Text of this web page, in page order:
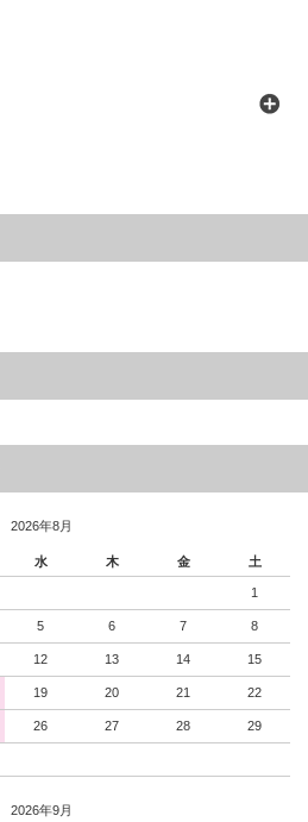
2026年8月
水 木 金 土
1
5 6 7 8
12 13 14 15
19 20 21 22
26 27 28 29
2026年9月